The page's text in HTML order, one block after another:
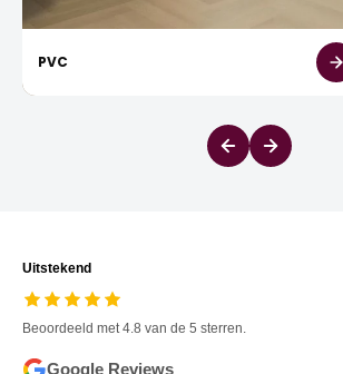
PVC
Uitstekend
Beoordeeld met 4.8 van de 5 sterren.
Google Reviews